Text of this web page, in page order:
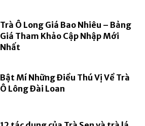
Trà Ô Long Giá Bao Nhiêu – Bảng
Giá Tham Khảo Cập Nhập Mới
Nhất
Bật Mí Những Điều Thú Vị Về Trà
Ô Lông Đài Loan